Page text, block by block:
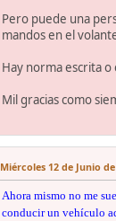
Pero puede una
mandos en el
Hay norma escrita o
Mil gracias como
Miércoles 12 de Junio
Ahora mismo no me
conducir un vehículo